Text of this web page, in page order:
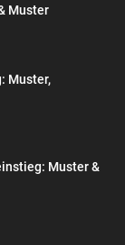
Muster
Muster,
Muster &